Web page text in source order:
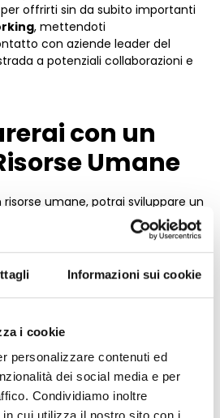
Informazioni sui cookie
i cookie
personalizzare contenuti ed
dei social media e per
Condividiamo inoltre
offrirti sin da subito importanti
, mettendoti
con aziende leader del
a potenziali collaborazioni e
con un
Umane
umane, potrai sviluppare un
per fare carriera nel settore
aree chiave su cui si concentra il
e
a gestire colloqui e a
Questa è una competenza
una buona selezione incide sulla
dell’organizzazione.
: Capirai come progettare
permettano ai dipendenti di